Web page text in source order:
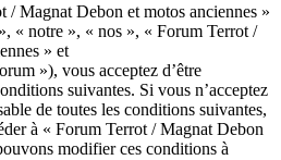
/ Magnat Debon et motos anciennes »
« notre », « nos », « Forum Terrot /
» et
»), vous acceptez d’être
suivantes. Si vous n’acceptez
de toutes les conditions suivantes,
à « Forum Terrot / Magnat Debon
modifier ces conditions à